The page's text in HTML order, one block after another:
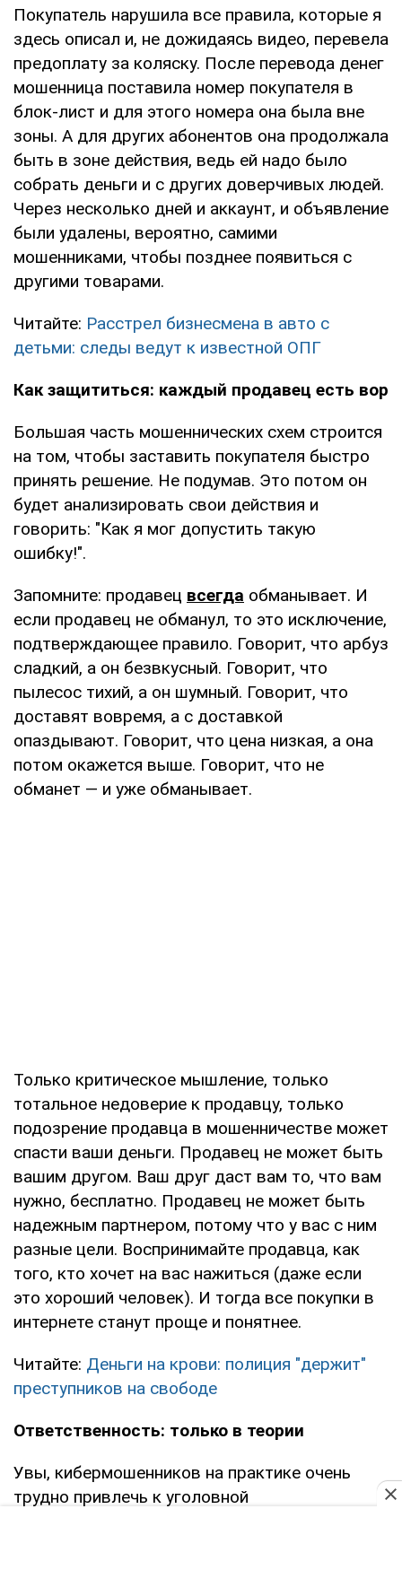
Покупатель нарушила все правила, которые я
здесь описал и, не дожидаясь видео, перевела
предоплату за коляску. После перевода денег
мошенница поставила номер покупателя в
блок-лист и для этого номера она была вне
зоны. А для других абонентов она продолжала
быть в зоне действия, ведь ей надо было
собрать деньги и с других доверчивых людей.
Через несколько дней и аккаунт, и объявление
были удалены, вероятно, самими
мошенниками, чтобы позднее появиться с
другими товарами.
Читайте: Расстрел бизнесмена в авто с
детьми: следы ведут к известной ОПГ
Как защититься: каждый продавец есть вор
Большая часть мошеннических схем строится
на том, чтобы заставить покупателя быстро
принять решение. Не подумав. Это потом он
будет анализировать свои действия и
говорить: "Как я мог допустить такую
ошибку!".
Запомните: продавец всегда обманывает. И
если продавец не обманул, то это исключение,
подтверждающее правило. Говорит, что арбуз
сладкий, а он безвкусный. Говорит, что
пылесос тихий, а он шумный. Говорит, что
доставят вовремя, а с доставкой
опаздывают. Говорит, что цена низкая, а она
потом окажется выше. Говорит, что не
обманет — и уже обманывает.
Только критическое мышление, только
тотальное недоверие к продавцу, только
подозрение продавца в мошенничестве может
спасти ваши деньги. Продавец не может быть
вашим другом. Ваш друг даст вам то, что вам
нужно, бесплатно. Продавец не может быть
надежным партнером, потому что у вас с ним
разные цели. Воспринимайте продавца, как
того, кто хочет на вас нажиться (даже если
это хороший человек). И тогда все покупки в
интернете станут проще и понятнее.
Читайте: Деньги на крови: полиция "держит"
преступников на свободе
Ответственность: только в теории
Увы, кибермошенников на практике очень
трудно привлечь к уголовной